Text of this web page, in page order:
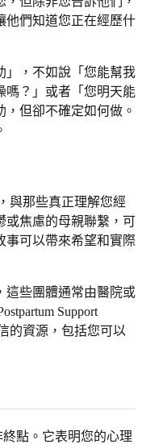
他們知道您正在經歷什
」，不如說「您能幫我
嗎？」或者「您明天能
但卻不確定如何做。
，與那些真正理解您經
或焦慮的母親聯繫，可
事可以帶來希望和實際
這些團體通常由醫院或
Support
的資源，包括您可以
點。它表明您的心理